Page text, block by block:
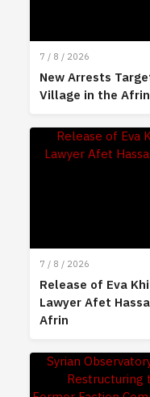
7 / 8 / 2026
New Arrests
Village in the
7 / 8 / 2026
Release of Eva
Lawyer Afet
Afrin